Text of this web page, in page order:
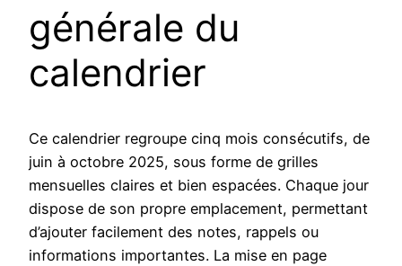
générale du
calendrier
Ce calendrier regroupe cinq mois consécutifs, de
juin à octobre 2025, sous forme de grilles
mensuelles claires et bien espacées. Chaque jour
dispose de son propre emplacement, permettant
d’ajouter facilement des notes, rappels ou
informations importantes. La mise en page